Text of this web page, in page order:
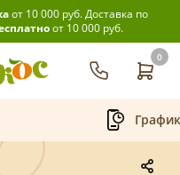
от 10 000 руб.Доставка по
от 10 000 руб.
0